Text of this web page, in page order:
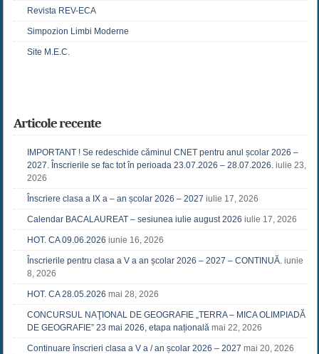
Revista REV-ECA
Simpozion Limbi Moderne
Site M.E.C.
Articole recente
IMPORTANT ! Se redeschide căminul CNET pentru anul școlar 2026 –
2027. Înscrierile se fac tot în perioada 23.07.2026 – 28.07.2026. iulie 23,
2026
Înscriere clasa a IX a – an școlar 2026 – 2027 iulie 17, 2026
Calendar BACALAUREAT – sesiunea iulie august 2026 iulie 17, 2026
HOT. CA 09.06.2026 iunie 16, 2026
Înscrierile pentru clasa a V a an școlar 2026 – 2027 – CONTINUĂ. iunie
8, 2026
HOT. CA 28.05.2026 mai 28, 2026
CONCURSUL NAŢIONAL DE GEOGRAFIE „TERRA – MICA OLIMPIADĂ
DE GEOGRAFIE” 23 mai 2026, etapa națională mai 22, 2026
Continuare înscrieri clasa a V a / an școlar 2026 – 2027 mai 20, 2026